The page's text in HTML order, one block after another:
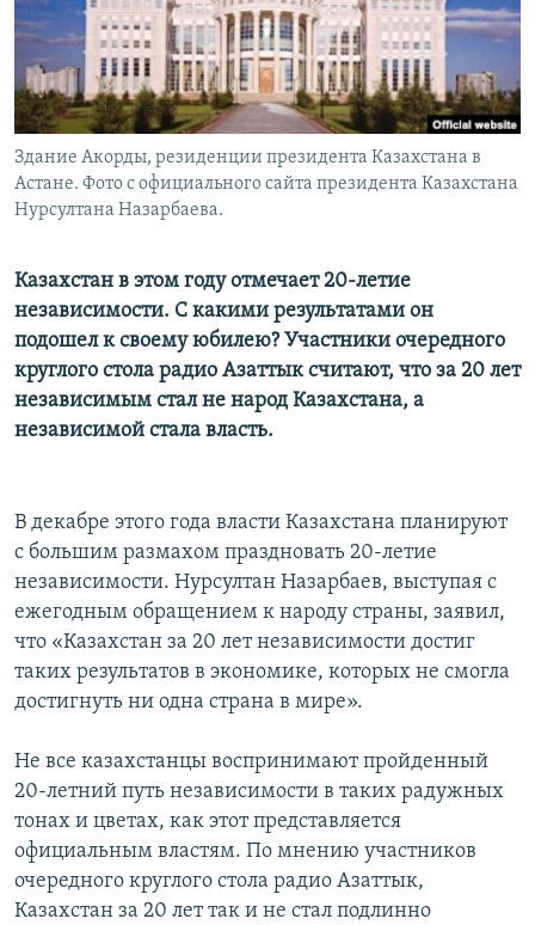
Здание Акорды, резиденции президента Казахстана в
Астане. Фото с официального сайта президента Казахстана
Нурсултана Назарбаева.
Казахстан в этом году отмечает 20-летие
независимости. С какими результатами он
подошел к своему юбилею? Участники очередного
круглого стола радио Азаттык считают, что за 20 лет
независимым стал не народ Казахстана, а
независимой стала власть.
В декабре этого года власти Казахстана планируют
с большим размахом праздновать 20-летие
независимости. Нурсултан Назарбаев, выступая с
ежегодным обращением к народу страны, заявил,
что «Казахстан за 20 лет независимости достиг
таких результатов в экономике, которых не смогла
достигнуть ни одна страна в мире».
Не все казахстанцы воспринимают пройденный
20-летний путь независимости в таких радужных
тонах и цветах, как этот представляется
официальным властям. По мнению участников
очередного круглого стола радио Азаттык,
Казахстан за 20 лет так и не стал подлинно